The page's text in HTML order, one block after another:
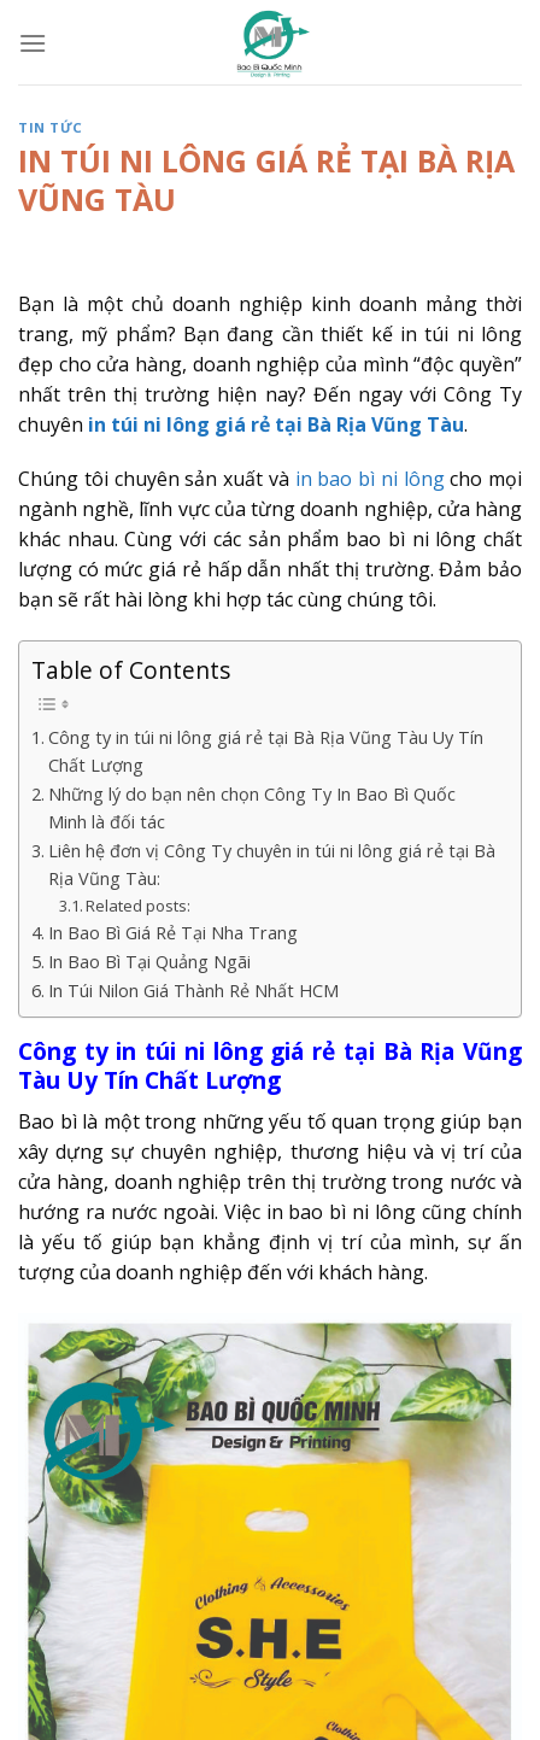
TIN TỨC
IN TÚI NI LÔNG GIÁ RẺ TẠI BÀ RỊA
VŨNG TÀU
Bạn là một chủ doanh nghiệp kinh doanh mảng thời
trang, mỹ phẩm? Bạn đang cần thiết kế in túi ni lông
đẹp cho cửa hàng, doanh nghiệp của mình “độc quyền”
nhất trên thị trường hiện nay? Đến ngay với Công Ty
chuyên in túi ni lông giá rẻ tại Bà Rịa Vũng Tàu.
Chúng tôi chuyên sản xuất và in bao bì ni lôngcho mọi
ngành nghề, lĩnh vực của từng doanh nghiệp, cửa hàng
khác nhau. Cùng với các sản phẩm bao bì ni lông chất
lượng có mức giá rẻ hấp dẫn nhất thị trường. Đảm bảo
bạn sẽ rất hài lòng khi hợp tác cùng chúng tôi.
Table of Contents
Công ty in túi ni lông giá rẻ tại Bà Rịa Vũng Tàu Uy Tín
Chất Lượng
Những lý do bạn nên chọn Công Ty In Bao Bì Quốc
Minh là đối tác
Liên hệ đơn vị Công Ty chuyên in túi ni lông giá rẻ tại Bà
Rịa Vũng Tàu:
Related posts:
In Bao Bì Giá Rẻ Tại Nha Trang
In Bao Bì Tại Quảng Ngãi
In Túi Nilon Giá Thành Rẻ Nhất HCM
Công ty in túi ni lông giá rẻ tại Bà Rịa Vũng
Tàu Uy Tín Chất Lượng
Bao bì là một trong những yếu tố quan trọng giúp bạn
xây dựng sự chuyên nghiệp, thương hiệu và vị trí của
cửa hàng, doanh nghiệp trên thị trường trong nước và
hướng ra nước ngoài. Việc in bao bì ni lông cũng chính
là yếu tố giúp bạn khẳng định vị trí của mình, sự ấn
tượng của doanh nghiệp đến với khách hàng.